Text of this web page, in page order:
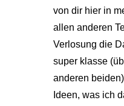
von dir hier in
allen anderen
Verlosung die
super klasse
anderen
Ideen, was ich